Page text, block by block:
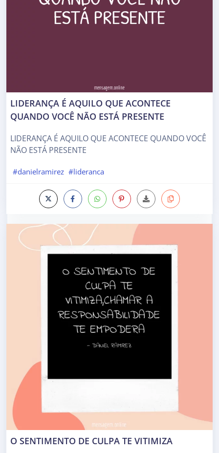
LIDERANÇA É AQUILO QUE ACONTECE
QUANDO VOCÊ NÃO ESTÁ PRESENTE
LIDERANÇA É AQUILO QUE ACONTECE QUANDO VOCÊ
NÃO ESTÁ PRESENTE
#danielramirez #lideranca
O SENTIMENTO DE CULPA TE VITIMIZA